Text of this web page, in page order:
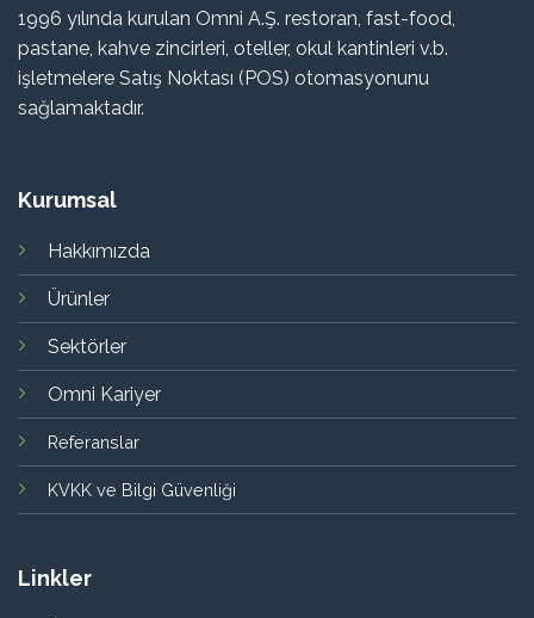
1996 yılında kurulan Omni A.Ş. restoran, fast-food,
pastane, kahve zincirleri, oteller, okul kantinleri v.b.
işletmelere Satış Noktası (POS) otomasyonunu
sağlamaktadır.
Kurumsal
Hakkımızda
Ürünler
Sektörler
Omni Kariyer
Referanslar
KVKK ve Bilgi Güvenliği
Linkler